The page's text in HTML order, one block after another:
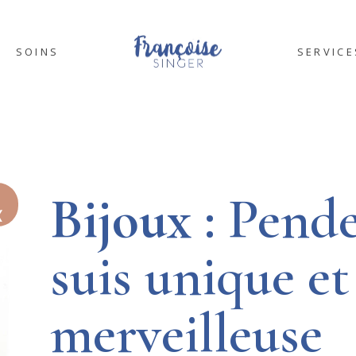
SOINS
Bijoux:
suis unique et
merveilleuse